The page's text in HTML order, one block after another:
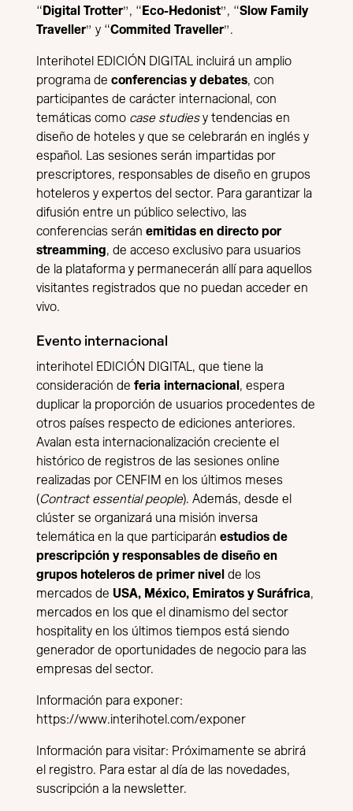
“ Digital Trotter”, “ Eco-Hedonist”, “Slow Family
Traveller” y “Commited Traveller”.
Interihotel EDICIÓN DIGITAL incluirá un amplio
programa de conferencias y debates, con
participantes de carácter internacional, con
temáticas como case studiesy tendencias en
diseño de hoteles y que se celebrarán en inglés y
español. Las sesiones serán impartidas por
prescriptores, responsables de diseño en grupos
hoteleros y expertos del sector. Para garantizar la
difusión entre un público selectivo, las
conferencias serán emitidas en directo por
streamming, de acceso exclusivo para usuarios
de la plataforma y permanecerán allí para aquellos
visitantes registrados que no puedan acceder en
vivo.
Evento internacional
interihotel EDICIÓN DIGITAL, que tiene la
consideración de feria internacional , espera
duplicar la proporción de usuarios procedentes de
otros países respecto de ediciones anteriores.
Avalan esta internacionalización creciente el
histórico de registros de las sesiones online
realizadas por CENFIM en los últimos meses
(Contract essential people). Además, desde el
clúster se organizará una misión inversa
telemática en la que participarán estudios de
prescripción y responsables de diseño en
grupos hoteleros de primer nivel de los
mercados de USA, México, Emiratos y Suráfrica,
mercados en los que el dinamismo del sector
hospitality en los últimos tiempos está siendo
generador de oportunidades de negocio para las
empresas del sector.
Información para exponer:
https://www.interihotel.com/exponer
Información para visitar: Próximamente se abrirá
el registro. Para estar al día de las novedades,
suscripción a la newsletter.